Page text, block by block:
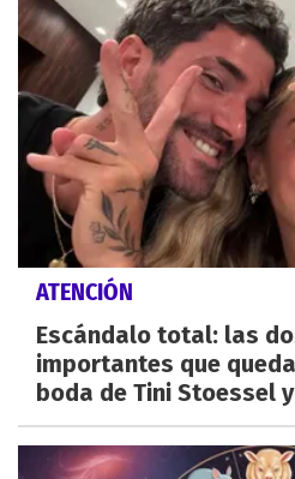
ATENCIÓN
Escándalo total: las
importantes que
boda de Tini Stoessel